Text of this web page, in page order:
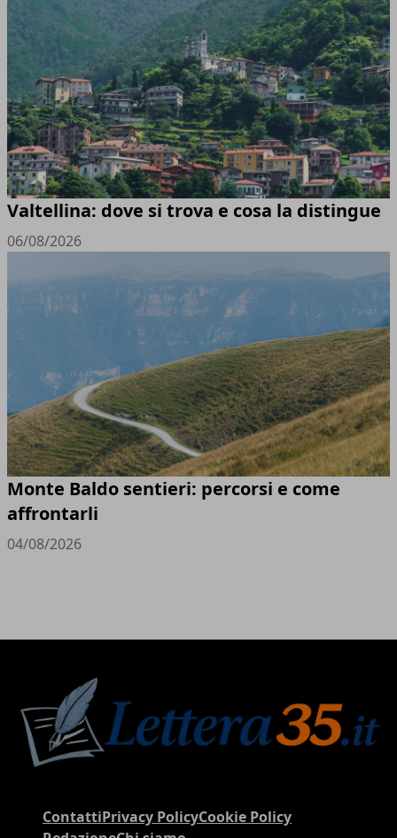
Valtellina: dove si trova e cosa la distingue
06/08/2026
Monte Baldo sentieri: percorsi e come
affrontarli
04/08/2026
ContattiPrivacy PolicyCookie Policy